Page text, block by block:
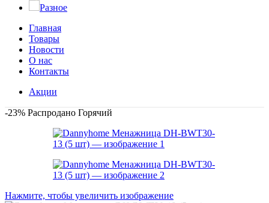
Разное
Главная
Товары
Новости
О нас
Контакты
Акции
-23% Распродано Горячий
Нажмите, чтобы увеличить изображение